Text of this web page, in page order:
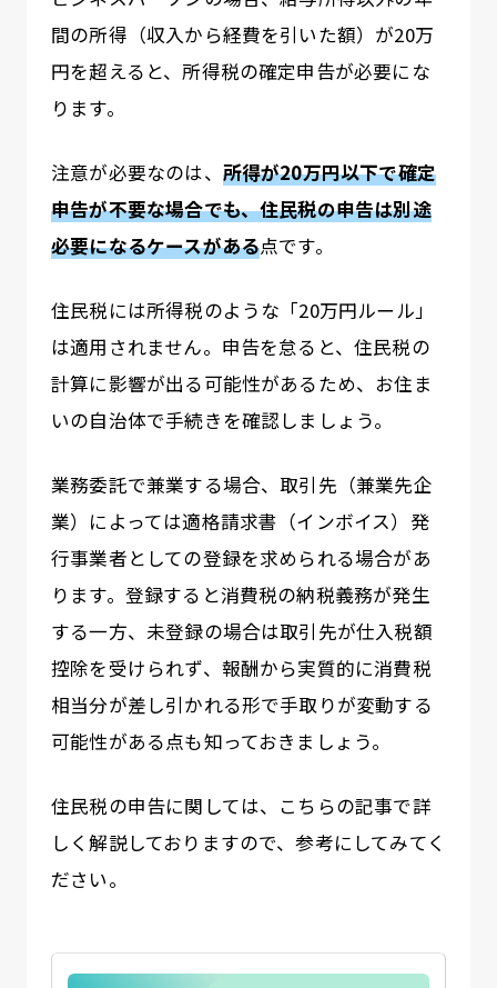
間の所得（収入から経費を引いた額）が20万
円を超えると、所得税の確定申告が必要にな
ります。
注意が必要なのは、 所得が20万円以下で確定
申告が不要な場合でも、住民税の申告は別途
必要になるケースがある点です。
住民税には所得税のような「20万円ルール」
は適用されません。申告を怠ると、住民税の
計算に影響が出る可能性があるため、お住ま
いの自治体で手続きを確認しましょう。
業務委託で兼業する場合、取引先（兼業先企
業）によっては適格請求書（インボイス）発
行事業者としての登録を求められる場合があ
ります。登録すると消費税の納税義務が発生
する一方、未登録の場合は取引先が仕入税額
控除を受けられず、報酬から実質的に消費税
相当分が差し引かれる形で手取りが変動する
可能性がある点も知っておきましょう。
住民税の申告に関しては、こちらの記事で詳
しく解説しておりますので、参考にしてみてく
ださい。